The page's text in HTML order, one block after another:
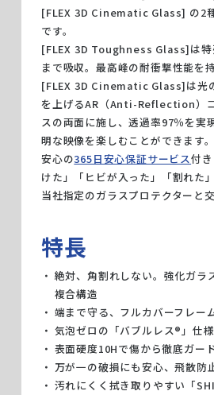
[FLEX 3D Cinematic Glass] の2
です。
[FLEX 3D Toughness Glass]は特
まで吸収。最高峰の耐衝撃性能を持
[FLEX 3D Cinematic Glass]は光
を上げるAR（Anti-Reflection）
スの両面に施し、透過率97％を実
明な映像を楽しむことができます。
安心の365日安心保証サービス付
けた」「ヒビが入った」「割れた
当社指定のガラスプロテクターと
特長
絶対、角割れしない。強化ガラ
複合構造
端まで守る、フルカバーフレー
気泡ゼロの「バブルレス®」仕様
表面硬度10Hで傷から徹底ガー
万が一の破損にも安心、飛散防
汚れにくく拭き取りやすい「